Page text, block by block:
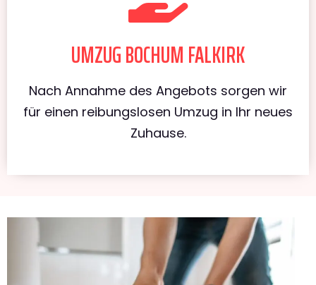
UMZUG BOCHUM FALKIRK
Nach Annahme des Angebots sorgen wir
für einen reibungslosen Umzug in Ihr neues
Zuhause.